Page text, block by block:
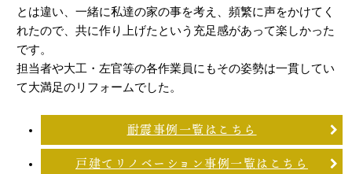
とは違い、一緒に私達の家の事を考え、頻繁に声をかけてく
れたので、共に作り上げたという充足感があって楽しかった
です。
担当者や大工・左官等の各作業員にもその姿勢は一貫してい
て大満足のリフォームでした。
耐震事例一覧はこちら
戸建てリノベーション事例一覧はこちら